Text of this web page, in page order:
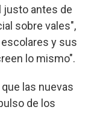
justo antes de
sobre vales",
y sus
lo mismo".
las nuevas
de los